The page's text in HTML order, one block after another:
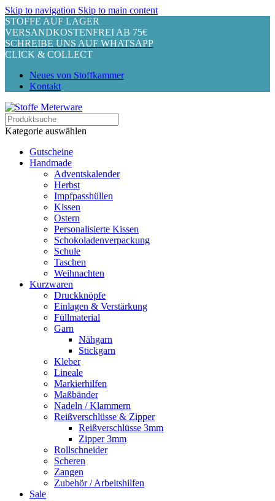
Skip to navigation Skip to main content
STOFFE AUF LAGER
VERSANDKOSTENFREI AB 75€
SCHREIBE UNS AUF WHATSAPP
CLICK & COLLECT
Neues von Stoffkammer
Kontakt
Kategorie auswählen
Gutscheine
Handmade
Adventskalender
Herbst
Impfpasshüllen
Kissen
Ostern
Personalisierte Kissen
Schokoladenverpackung
Schule
Taschen
Weihnachten
Kurzwaren
Druckknöpfe
Einlagen & Verstärkung
Füllmaterial
Garn
Nähgarn
Stickgarn
Kleber
Lineale
Markierhilfen
Maßbänder
Nadeln / Klammern
Reißverschlüsse & Zipper
Reißverschlüsse 3mm
Zipper 3mm
Rollschneider
Scheren
Zangen
Zubehör / Arbeitshilfen
Sale